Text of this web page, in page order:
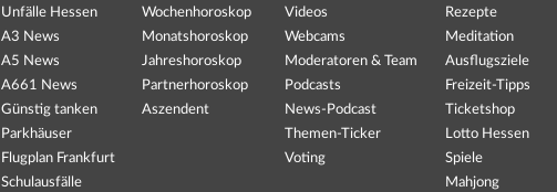
Unfälle Hessen
A3 News
A5 News
A661 News
Günstig tanken
Parkhäuser
Flugplan Frankfurt
Schulausfälle
Wochenhoroskop
Monatshoroskop
Jahreshoroskop
Partnerhoroskop
Aszendent
Videos
Webcams
Moderatoren & Team
Podcasts
News-Podcast
Themen-Ticker
Voting
Rezepte
Meditation
Ausflugsziele
Freizeit-Tipps
Ticketshop
Lotto Hessen
Spiele
Mahjong